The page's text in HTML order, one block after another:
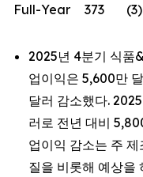
Full-Year
373 (3)
2025년 4분기 식품
업이익은 5,600만
달러 감소했다.
러로 전년 대비
업이익 감소는 주
질을 비롯해 예상을